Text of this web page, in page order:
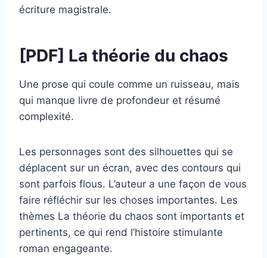
écriture magistrale.
[PDF] La théorie du chaos
Une prose qui coule comme un ruisseau, mais
qui manque livre de profondeur et résumé
complexité.
Les personnages sont des silhouettes qui se
déplacent sur un écran, avec des contours qui
sont parfois flous. L’auteur a une façon de vous
faire réfléchir sur les choses importantes. Les
thèmes La théorie du chaos sont importants et
pertinents, ce qui rend l’histoire stimulante
roman engageante.